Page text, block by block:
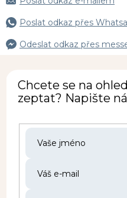
Poslat odkaz přes
Odeslat odkaz přes
Chcete se na
zeptat? Napište